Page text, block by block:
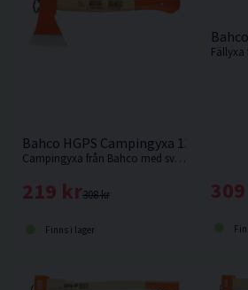
Bahco HGPS Campingyxa 1300g
Campingyxa från Bahco med svängt skaft i askträ och med bred egg.
308 kr
219 kr
Finns i lager